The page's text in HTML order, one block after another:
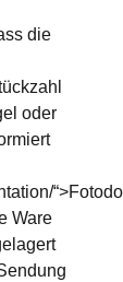
die
oder
Ware